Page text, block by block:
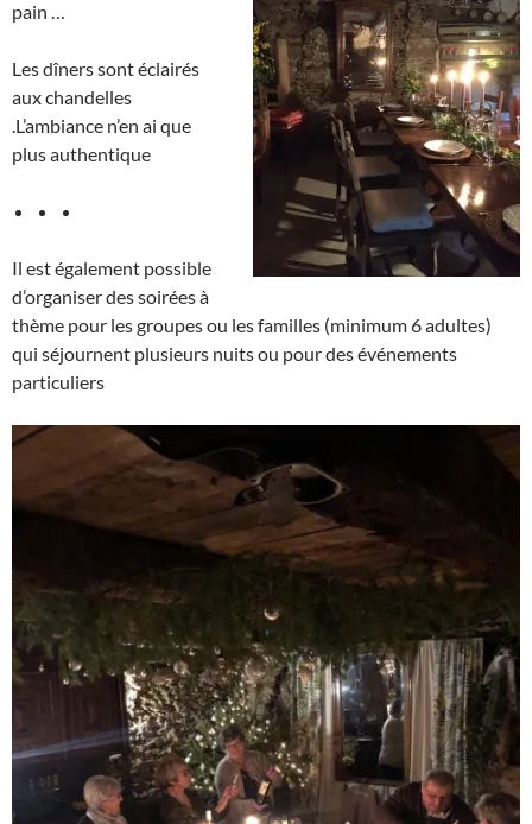
pain …
Les dîners sont éclairés
aux chandelles
.L’ambiance n’en ai que
plus authentique
Il est également possible
d’organiser des soirées à
thème pour les groupes ou les familles (minimum 6 adultes)
qui séjournent plusieurs nuits ou pour des événements
particuliers